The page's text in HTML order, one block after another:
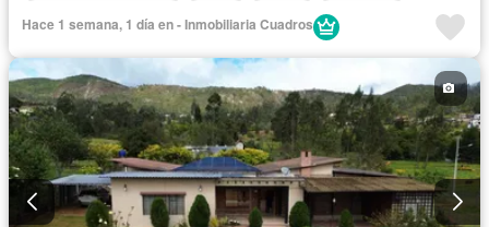
Seguridad
Hace 1 semana, 1 día en - Inmobiliaria Cuadros